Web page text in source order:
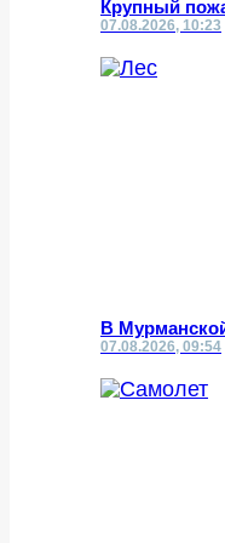
Крупный
07.08.2026, 10:23
В
07.08.2026, 09:54